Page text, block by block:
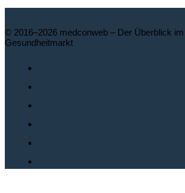
© 2016–2026 medconweb – Der Überblick
Gesundheitmarkt